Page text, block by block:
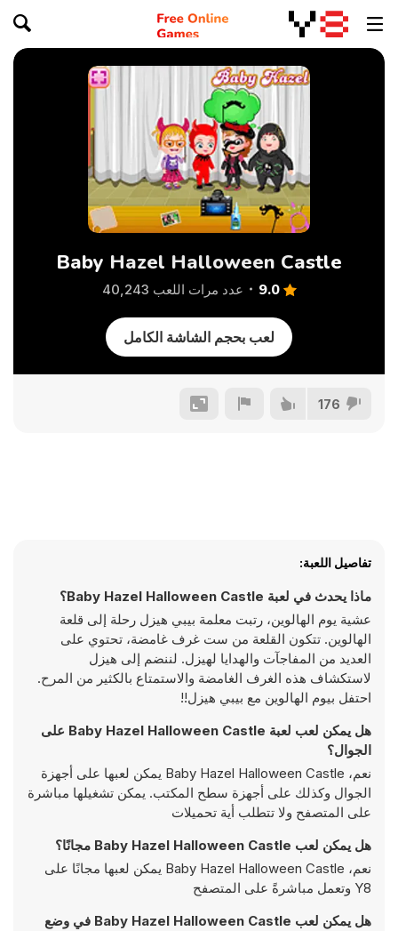
Baby Hazel Halloween Castle
9.0 عدد مرات اللعب 40,243
لعب بحجم الشاشة الكامل
176
تفاصيل اللعبة:
ماذا يحدث في لعبة Baby Hazel Halloween Castle؟
عشية يوم الهالوين، رتبت معلمة بيبي هيزل رحلة إلى قلعة
الهالوين. تتكون القلعة من ست غرف غامضة، تحتوي على
العديد من المفاجآت والهدايا لهيزل. لننضم إلى هيزل
لاستكشاف هذه الغرف الغامضة والاستمتاع بالكثير من المرح.
احتفل بيوم الهالوين مع بيبي هيزل!!
هل يمكن لعب لعبة Baby Hazel Halloween Castle على
الجوال؟
نعم، Baby Hazel Halloween Castle يمكن لعبها على أجهزة
الجوال وكذلك على أجهزة سطح المكتب. يمكن تشغيلها مباشرة
على المتصفح ولا تتطلب أية تحميلات
هل يمكن لعب Baby Hazel Halloween Castle مجانًا؟
نعم، Baby Hazel Halloween Castle يمكن لعبها مجانًا على
Y8 وتعمل مباشرةً على المتصفح
هل يمكن لعب Baby Hazel Halloween Castle في وضع